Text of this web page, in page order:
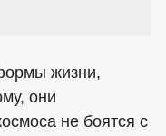
жизни,
они
не боятся с